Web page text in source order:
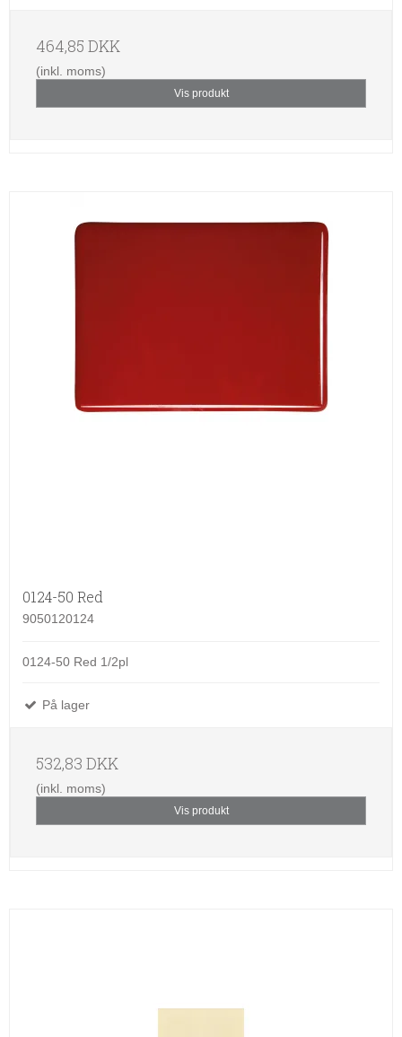
464,85 DKK
(inkl. moms)
Vis produkt
0124-50 Red
9050120124
0124-50 Red 1/2pl
På lager
532,83 DKK
(inkl. moms)
Vis produkt